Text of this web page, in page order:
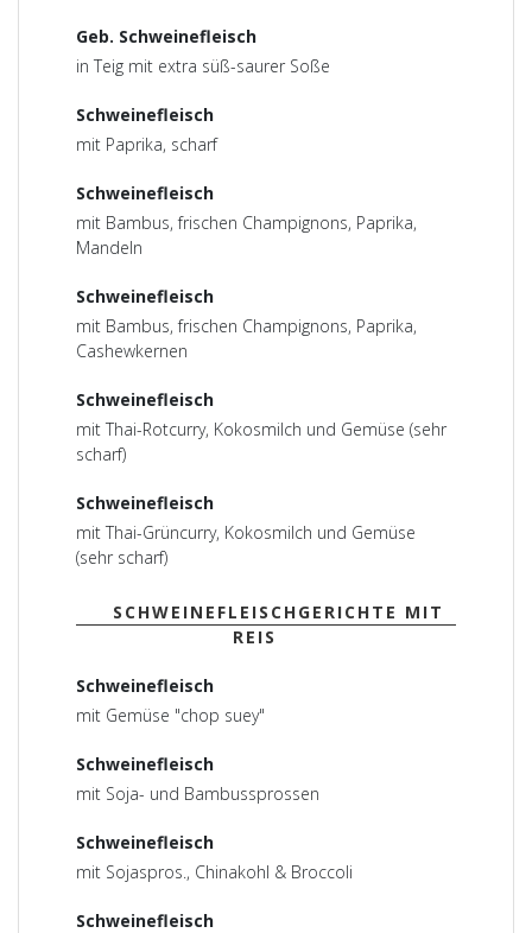
Geb. Schweinefleisch
in Teig mit extra süß-saurer Soße
Schweinefleisch
mit Paprika, scharf
Schweinefleisch
mit Bambus, frischen Champignons, Paprika,
Mandeln
Schweinefleisch
mit Bambus, frischen Champignons, Paprika,
Cashewkernen
Schweinefleisch
mit Thai-Rotcurry, Kokosmilch und Gemüse (sehr
scharf)
Schweinefleisch
mit Thai-Grüncurry, Kokosmilch und Gemüse
(sehr scharf)
SCHWEINEFLEISCHGERICHTE MIT
REIS
Schweinefleisch
mit Gemüse "chop suey"
Schweinefleisch
mit Soja- und Bambussprossen
Schweinefleisch
mit Sojaspros., Chinakohl & Broccoli
Schweinefleisch